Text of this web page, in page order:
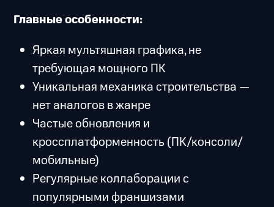
Главные особенности:
Яркая мультяшная графика, не
требующая мощного ПК
Уникальная механика строительства —
нет аналогов в жанре
Частые обновления и
кроссплатформенность (ПК/консоли/
мобильные)
Регулярные коллаборации с
популярными франшизами